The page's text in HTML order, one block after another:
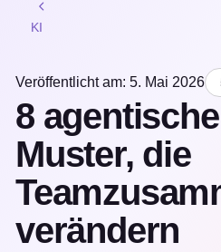
KI
Veröffentlicht am: 5. Mai 2026
8
Muster, die
verändern